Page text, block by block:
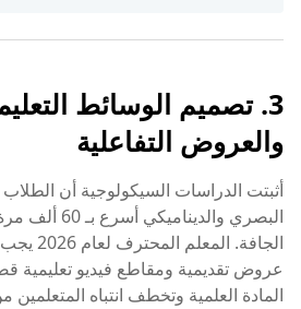
3. تصميم الوسائط
والعروض التفاعلية
أثبتت الدراسات السيكولوجية أن
البصري
الجافة.
عروض تقديمية ومقاطع فيديو تعليمية
المادة العلمية وتخطف انتباه المتعلمين